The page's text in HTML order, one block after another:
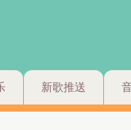
新歌推送